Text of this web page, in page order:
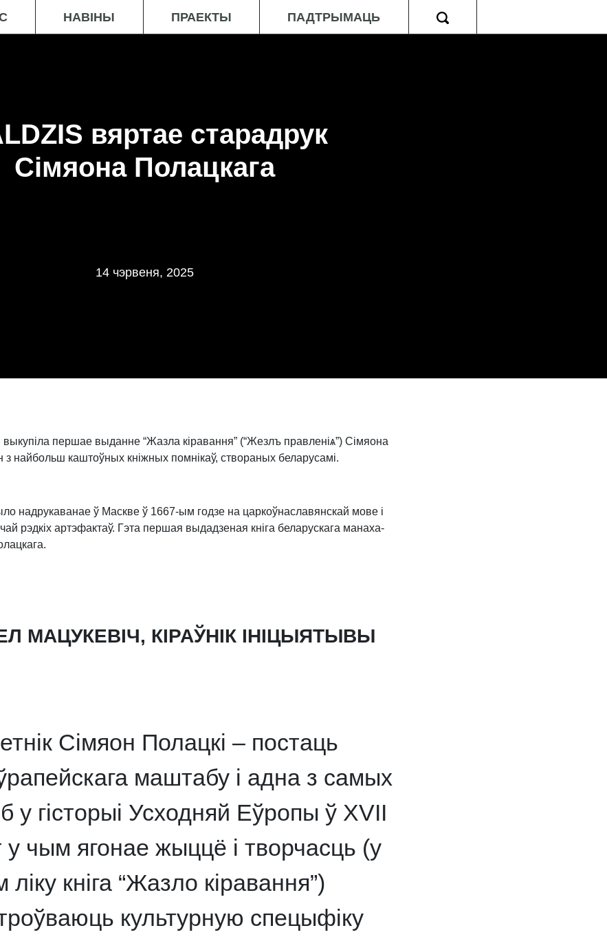
НАВІНЫ ПРАЕКТЫ ПАДТРЫМАЦЬ
вяртае старадрук
Сімяона Полацкага
14 чэрвеня, 2025
выкупіла першае выданне “Жазла кіравання” (“Жезлъ правленіѧ”) Сімяона
з найбольш каштоўных кніжных помнікаў, створаных беларусамі.
надрукаванае ў Маскве ў 1667-ым годзе на царкоўнаславянскай мове і
рэдкіх артэфактаў. Гэта першая выдадзеная кніга беларускага манаха-
МАЦУКЕВІЧ, КІРАЎНІК ІНІЦЫЯТЫВЫ
Сімяон Полацкі – постаць
маштабу і адна з самых
у гісторыі Усходняй Еўропы ў XVII
чым ягонае жыццё і творчасць (у
ліку кніга “Жазло кіравання”)
культурную спецыфіку